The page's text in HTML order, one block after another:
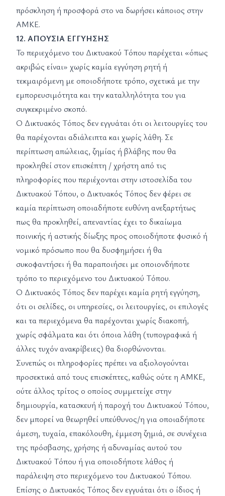
πρόσκληση ή προσφορά στο να δωρήσει κάποιος στην
ΑΜΚΕ.
12. ΑΠΟΥΣΙΑ ΕΓΓΥΗΣΗΣ
Το περιεχόμενο του Δικτυακού Τόπου παρέχεται «όπως
ακριβώς είναι» χωρίς καμία εγγύηση ρητή ή
τεκμαιρόμενη με οποιοδήποτε τρόπο, σχετικά με την
εμπορευσιμότητα και την καταλληλότητα του για
συγκεκριμένο σκοπό.
Ο Δικτυακός Τόπος δεν εγγυάται ότι οι λειτουργίες του
θα παρέχονται αδιάλειπτα και χωρίς λάθη. Σε
περίπτωση απώλειας, ζημίας ή βλάβης που θα
προκληθεί στον επισκέπτη / χρήστη από τις
πληροφορίες που περιέχονται στην ιστοσελίδα του
Δικτυακού Τόπου, ο Δικτυακός Τόπος δεν φέρει σε
καμία περίπτωση οποιαδήποτε ευθύνη ανεξαρτήτως
πως θα προκληθεί, απεναντίας έχει το δικαίωμα
ποινικής ή αστικής δίωξης προς οποιοδήποτε φυσικό ή
νομικό πρόσωπο που θα δυσφημήσει ή θα
συκοφαντήσει ή θα παραποιήσει με οποιονδήποτε
τρόπο το περιεχόμενο του Δικτυακού Τόπου.
Ο Δικτυακός Τόπος δεν παρέχει καμία ρητή εγγύηση,
ότι οι σελίδες, οι υπηρεσίες, οι λειτουργίες, οι επιλογές
και τα περιεχόμενα θα παρέχονται χωρίς διακοπή,
χωρίς σφάλματα και ότι όποια λάθη (τυπογραφικά ή
άλλες τυχόν ανακρίβειες) θα διορθώνονται.
Συνεπώς οι πληροφορίες πρέπει να αξιολογούνται
προσεκτικά από τους επισκέπτες, καθώς ούτε η ΑΜΚΕ,
ούτε άλλος τρίτος ο οποίος συμμετείχε στην
δημιουργία, κατασκευή ή παροχή του Δικτυακού Τόπου,
δεν μπορεί να θεωρηθεί υπεύθυνος/η για οποιαδήποτε
άμεση, τυχαία, επακόλουθη, έμμεση ζημιά, σε συνέχεια
της πρόσβασης, χρήσης ή αδυναμίας αυτού του
Δικτυακού Τόπου ή για οποιοδήποτε λάθος ή
παράλειψη στο περιεχόμενο του Δικτυακού Τόπου.
Επίσης ο Δικτυακός Τόπος δεν εγγυάται ότι ο ίδιος ή